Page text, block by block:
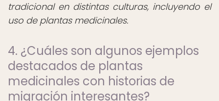
tradicional en distintas culturas, incluyendo el
uso de plantas medicinales.
4. ¿Cuáles son algunos ejemplos
destacados de plantas
medicinales con historias de
migración interesantes?